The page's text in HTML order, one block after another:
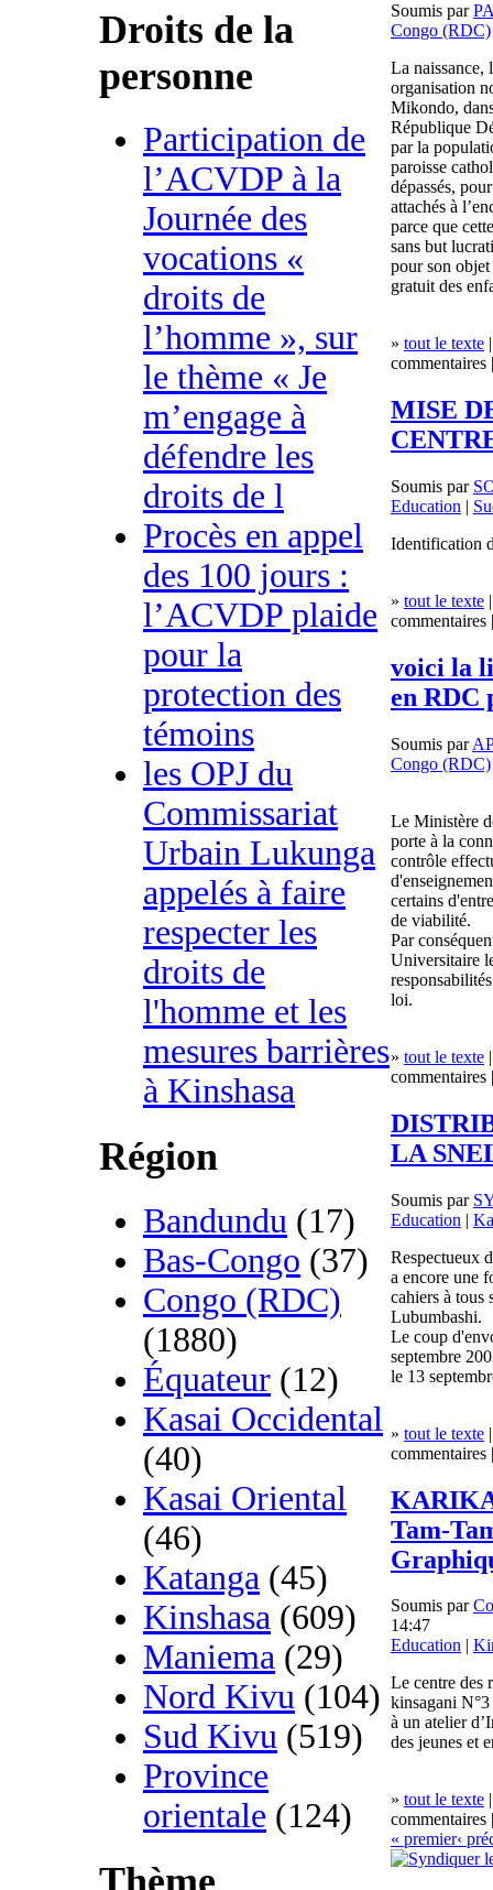
Droits de la
personne
Participation de
l’ACVDP à la
Journée des
vocations «
droits de
l’homme », sur
le thème « Je
m’engage à
défendre les
droits de l
Procès en appel
des 100 jours :
l’ACVDP plaide
pour la
protection des
témoins
les OPJ du
Commissariat
Urbain Lukunga
appelés à faire
respecter les
droits de
l'homme et les
mesures barrières
à Kinshasa
Région
Bandundu (17)
Bas-Congo (37)
Congo (RDC)
(1880)
Équateur (12)
Kasai Occidental
(40)
Kasai Oriental
(46)
Katanga (45)
Kinshasa (609)
Maniema (29)
Nord Kivu (104)
Sud Kivu (519)
Province
orientale (124)
Soumis par
Congo (RDC)
La naissance,
organisation
Mikondo,
République
par la
paroisse
dépassés,
attachés à
parce que
sans but
pour son
gratuit des
» tout le texte
commentaires
MISE
Soumis par
Education |
Identification
» tout le texte
commentaires
voici la
en RDC
Soumis par
Congo (RDC)
Le Ministère
porte à la
contrôle
certains
de viabilité.
Par
Universitaire
loi.
» tout le texte
commentaires
LA
Soumis par
Education |
Respectueux
a encore une
cahiers à tous
Lubumbashi.
Le coup
septembre
le 13
» tout le texte
commentaires
Tam-
Soumis par
14:47
Education
Le centre des
kinsagani
à un atelier
des jeunes et
» tout le texte
commentaires
« premier‹